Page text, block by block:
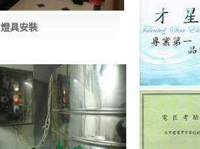
燈具安裝